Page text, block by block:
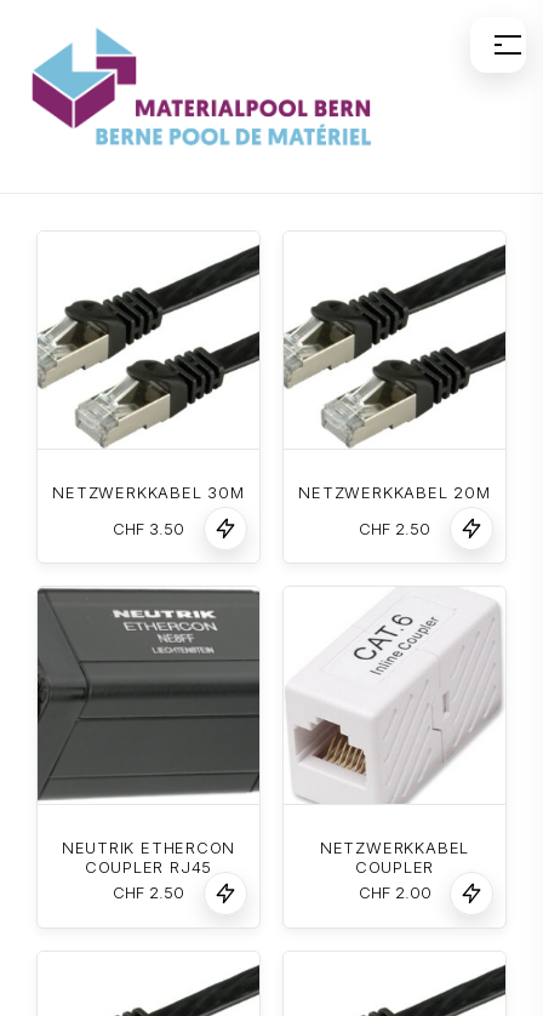
contenu
NETZWERKKABEL 30M
CHF 3.50
NETZWERKKABEL 20M
CHF 2.50
NEUTRIK ETHERCON
COUPLER RJ45
CHF 2.50
NETZWERKKABEL
COUPLER
CHF2.00